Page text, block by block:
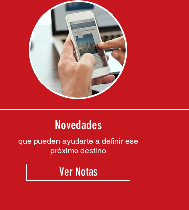
Novedades
que pueden ayudarte a definir ese
próximo destino
Ver Notas